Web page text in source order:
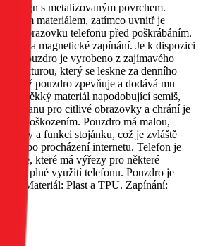
design s metalizovaným povrchem.
materiálem, zatímco uvnitř je
obrazovku telefonu před poškrábáním.
a magnetické zapínání. Je k dispozici
Pouzdro je vyrobeno z zajímavého
strukturou, který se leskne za denního
což pouzdro zpevňuje a dodává mu
měkký materiál napodobující semiš,
ochranu pro citlivé obrazovky a chrání je
poškozením. Pouzdro má malou,
a funkci stojánku, což je zvláště
nebo procházení internetu. Telefon je
které má výřezy pro některé
plné využití telefonu. Pouzdro je
Materiál: Plast a TPU. Zapínání: